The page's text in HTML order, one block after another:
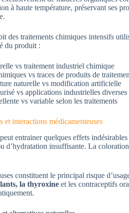
à haute température, préservant ses
des traitements chimiques intensifs
du produit :
vs traitement industriel chimique
vs traces de produits de
naturelle vs modification artificielle
vs applications industrielles diverses
vs variable selon les traitements
et interactions médicamenteuses
peut entrainer quelques effets
d’hydratation insuffisante. La
constituent le principal risque
la thyroxine et les contraceptifs